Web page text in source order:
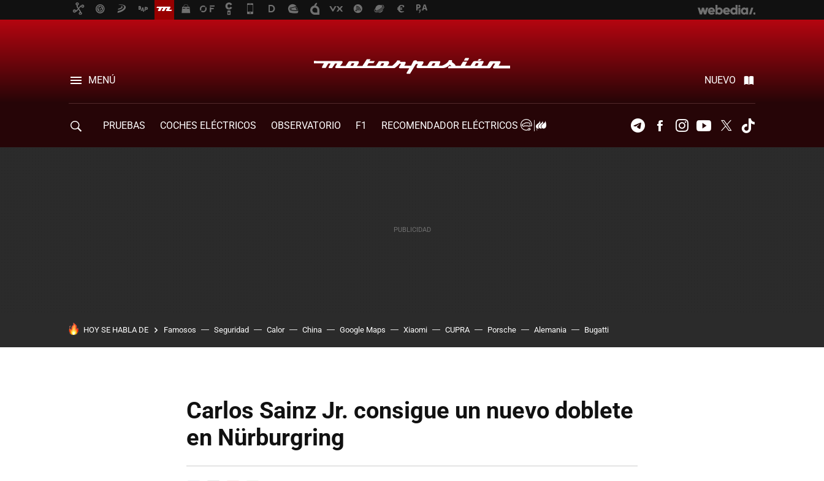
MENÚ NUEVO
PRUEBAS COCHES ELÉCTRICOS OBSERVATORIO F1
RECOMENDADOR ELÉCTRICOS
TelegramFacebookInstagramYoutubeTwitter
HOY SE HABLA DE Famosos Seguridad Calor China Google Maps Xiaomi CUPRA Porsche Alemania Bugatti
Carlos Sainz Jr. consigue un nuevo doblete
en Nürburgring